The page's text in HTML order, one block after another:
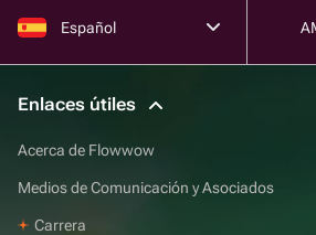
Español
Enlaces útiles
Acerca de Flowwow
Medios de Comunicación y Asociados
Carrera